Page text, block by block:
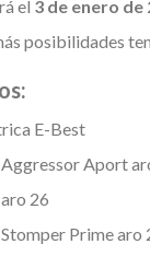
el 3 de enero de
posibilidades
E-Best
Aport
26
Prime aro